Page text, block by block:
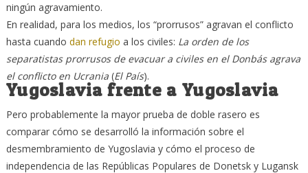
ningún agravamiento.
En realidad, para los medios, los “prorrusos” agravan el conflicto
hasta cuando dan refugio a los civiles: La orden de los
separatistas prorrusos de evacuar a civiles en el Donbás agrava
el conflicto en Ucrania(El País).
Yugoslavia frente a Yugoslavia
Pero probablemente la mayor prueba de doble rasero es
comparar cómo se desarrolló la información sobre el
desmembramiento de Yugoslavia y cómo el proceso de
independencia de las Repúblicas Populares de Donetsk y Lugansk